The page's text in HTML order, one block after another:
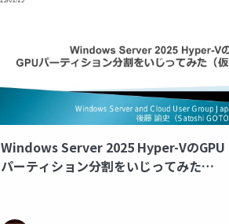
Windows Server 2025 Hyper-VのGPU
パーティション分割をいじってみた